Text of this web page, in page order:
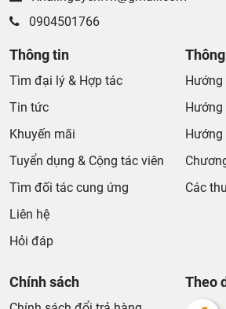
0904501766
Thông tin
Tìm đại lý & Hợp tác
Tin tức
Khuyến mãi
Tuyển dụng & Cộng tác viên
Tìm đối tác cung ứng
Liên hệ
Hỏi đáp
Các
Chính sách Theo